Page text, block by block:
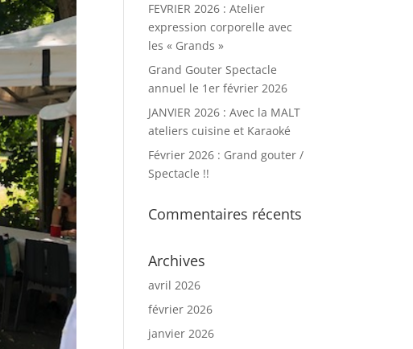
FEVRIER 2026 : Atelier
expression corporelle avec
les « Grands »
Grand Gouter Spectacle
annuel le 1er février 2026
JANVIER 2026 : Avec la MALT
ateliers cuisine et Karaoké
Février 2026 : Grand gouter /
Spectacle !!
Commentaires récents
Archives
avril 2026
février 2026
janvier 2026